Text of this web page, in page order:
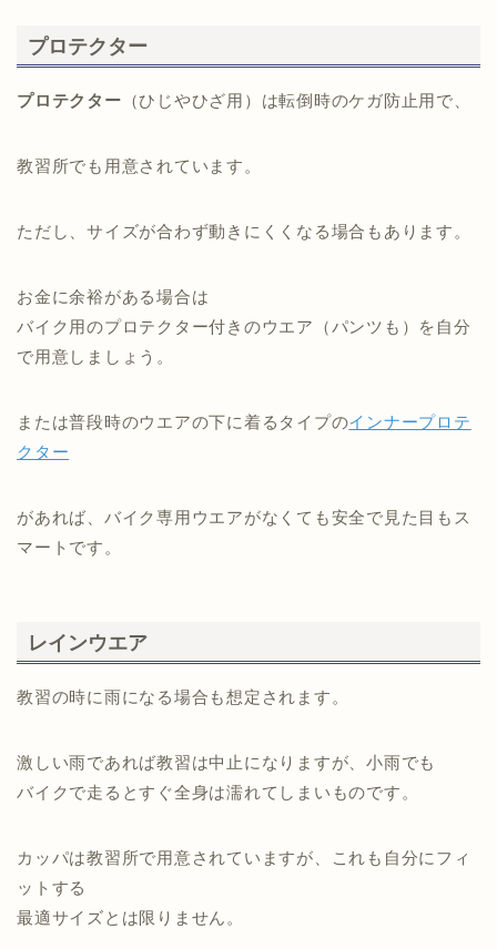
プロテクター
プロテクター （ひじやひざ用）は転倒時のケガ防止用で、
教習所でも用意されています。
ただし、サイズが合わず動きにくくなる場合もあります。
お金に余裕がある場合は
バイク用のプロテクター付きのウエア（パンツも）を自分
で用意しましょう。
または普段時のウエアの下に着るタイプのインナープロテ
クター
があれば、バイク専用ウエアがなくても安全で見た目もス
マートです。
レインウエア
教習の時に雨になる場合も想定されます。
激しい雨であれば教習は中止になりますが、小雨でも
バイクで走るとすぐ全身は濡れてしまいものです。
カッパは教習所で用意されていますが、これも自分にフィ
ットする
最適サイズとは限りません。